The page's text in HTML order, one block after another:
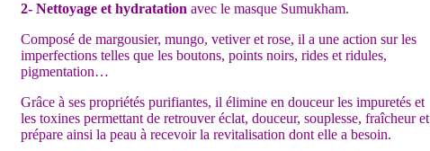
2- Nettoyage et hydratation avec le masque Sumukham.
Composé de margousier, mungo, vetiver et rose, il a une action sur les
imperfections telles que les boutons, points noirs, rides et ridules,
pigmentation…
Grâce à ses propriétés purifiantes, il élimine en douceur les impuretés et
les toxines permettant de retrouver éclat, douceur, souplesse, fraîcheur et
prépare ainsi la peau à recevoir la revitalisation dont elle a besoin.